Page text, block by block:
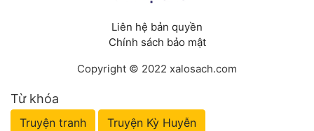
Liên hệ bản quyền
Chính sách bảo mật
Copyright © 2022 xalosach.com
Từ khóa
Truyện tranh Truyện Kỳ Huyễn